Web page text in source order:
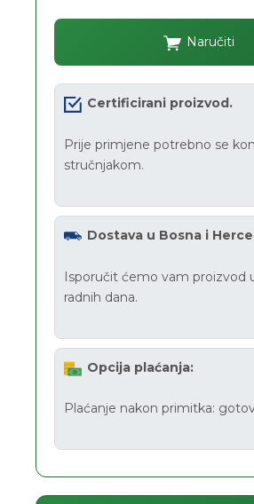
Naručiti
Certificirani proizvod.
Prije primjene potrebno se
stručnjakom.
Dostava u Bosna i
Isporučit ćemo vam proizvod
radnih dana.
Opcija plaćanja:
Plaćanje nakon primitka: